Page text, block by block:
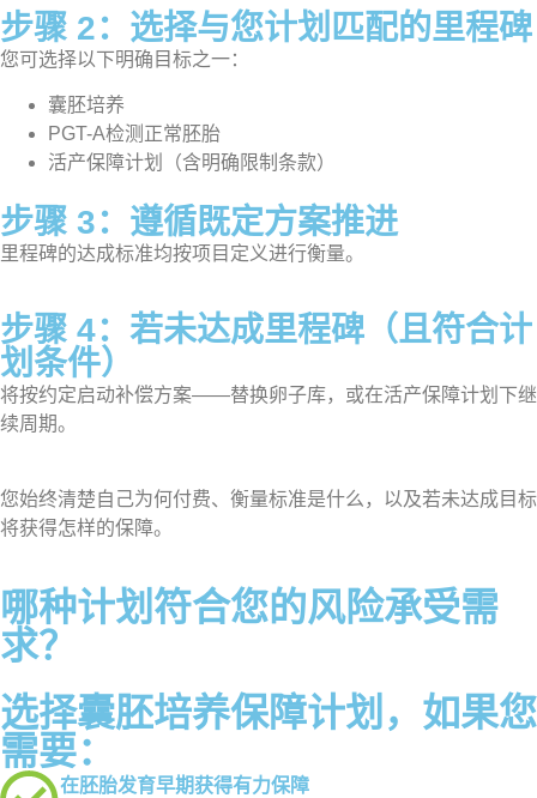
步骤 2：选择与您计划匹配的里程碑
您可选择以下明确目标之一：
囊胚培养
PGT-A检测正常胚胎
活产保障计划（含明确限制条款）
步骤 3：遵循既定方案推进
里程碑的达成标准均按项目定义进行衡量。
步骤 4：若未达成里程碑（且符合计
划条件）
将按约定启动补偿方案——替换卵子库，或在活产保障计划下继
续周期。
您始终清楚自己为何付费、衡量标准是什么，以及若未达成目标
将获得怎样的保障。
哪种计划符合您的风险承受需
求？
选择囊胚培养保障计划，如果您
需要：
在胚胎发育早期获得有力保障